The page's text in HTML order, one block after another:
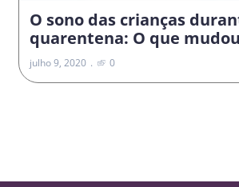
O sono das crianças
quarentena: O que
julho 9, 2020 0